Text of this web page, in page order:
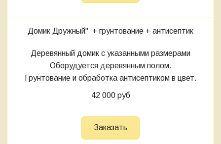
Домик Дружный" + грунтование + антисептик
Деревянный домик с указанными размерами
Оборудуется деревянным полом.
Грунтование и обработка антисептиком в цвет.
42 000 руб
Заказать